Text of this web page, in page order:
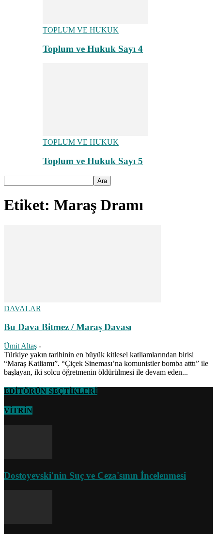
TOPLUM VE HUKUK
Toplum ve Hukuk Sayı 4
TOPLUM VE HUKUK
Toplum ve Hukuk Sayı 5
Etiket: Maraş Dramı
DAVALAR
Bu Dava Bitmez / Maraş Davası
Ümit Altaş -
Türkiye yakın tarihinin en büyük kitlesel katliamlarından birisi
“Maraş Katliamı”. “Çiçek Sineması’na komunistler bomba atttı” ile
başlayan, iki solcu öğretmenin öldürülmesi ile devam eden...
EDİTÖRÜN SEÇTİKLERİ
VİTRİN
Dostoyevski'nin Suç ve Ceza'sının İncelenmesi